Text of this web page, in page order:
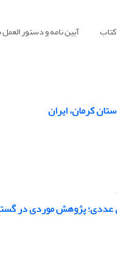
آیین نامه و دستور العمل
کرمان، ایران
‏پژوهش موردی در